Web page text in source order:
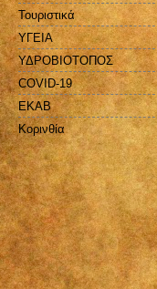
Τουριστικά
ΥΓΕΙΑ
ΥΔΡΟΒΙΟΤΟΠΟΣ
COVID-19
EKAB
Kορινθία